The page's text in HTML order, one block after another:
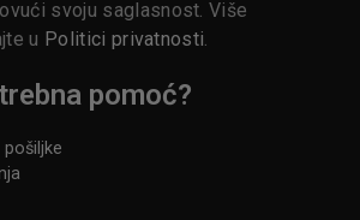
svoju saglasnost. Više
u Politici privatnosti
pomoć?